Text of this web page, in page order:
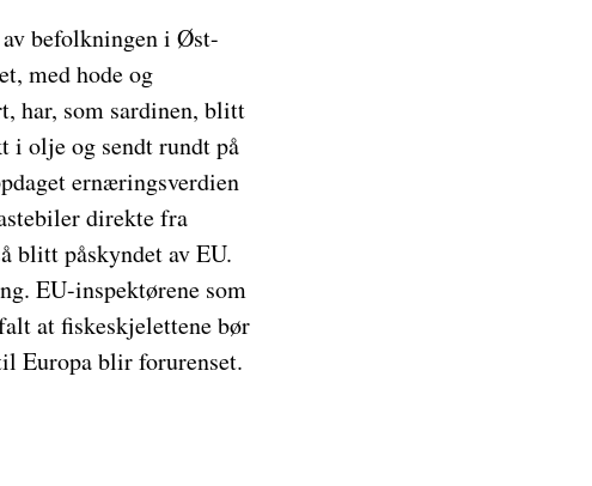
av befolkningen i Øst-
med hode og
har, som sardinen, blitt
i olje og sendt rundt på
ernæringsverdien
direkte fra
blitt påskyndet av EU.
EU-inspektørene som
at fiskeskjelettene bør
Europa blir forurenset.